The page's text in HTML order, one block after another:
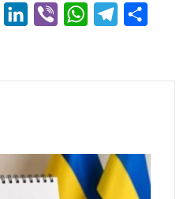
PinterestLinkedInViber WhatsAppTelegram